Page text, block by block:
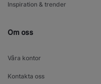
Inspiration & trender
Om oss
Våra kontor
Kontakta oss